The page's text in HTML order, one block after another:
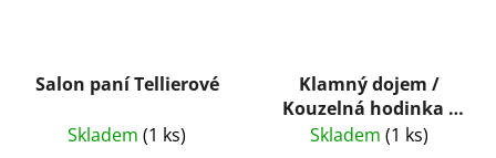
Salon paní Tellierové
Skladem (1 ks)
Klamný dojem /
Kouzelná hodinka /
Advokát / Největší
Skladem (1 ks)